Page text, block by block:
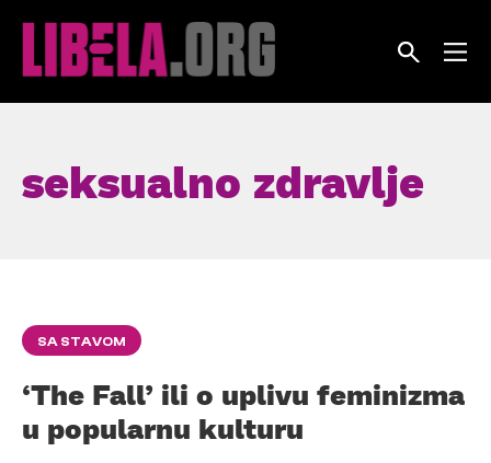
seksualno zdravlje
SA STAVOM
‘The Fall’ ili o uplivu feminizma
u popularnu kulturu